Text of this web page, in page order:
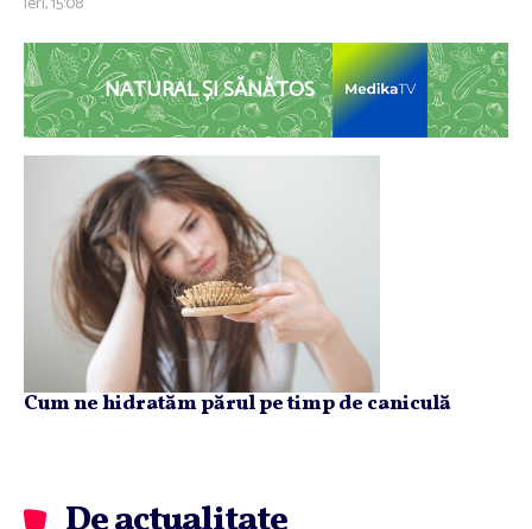
NATURAL ȘI SĂNĂTOS
Cum ne hidratăm părul pe timp de caniculă